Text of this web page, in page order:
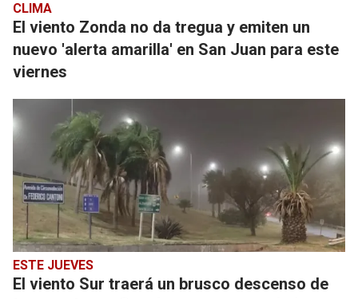
CLIMA
El viento Zonda no da tregua y emiten un
nuevo 'alerta amarilla' en San Juan para este
viernes
ESTE JUEVES
El viento Sur traerá un brusco descenso de